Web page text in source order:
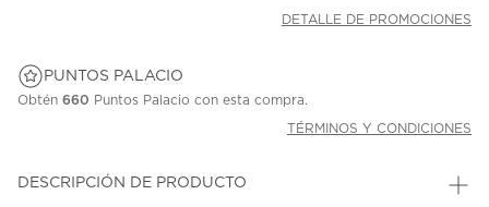
DETALLE DE PROMOCIONES
PUNTOS PALACIO
Obtén 660 Puntos Palacio con esta compra.
TÉRMINOS Y CONDICIONES
DESCRIPCIÓN DE PRODUCTO